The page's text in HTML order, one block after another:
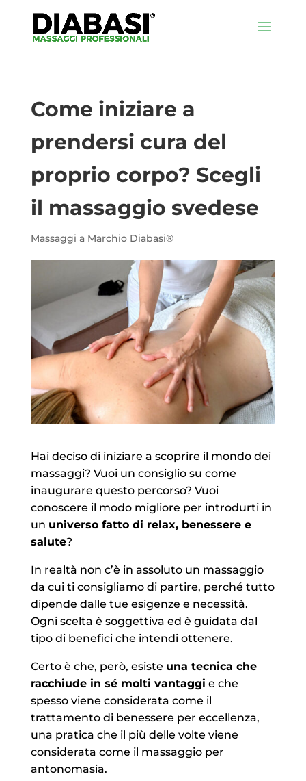
Come iniziare a
prendersi cura del
proprio corpo? Scegli
il massaggio svedese
Massaggi a Marchio Diabasi®
Hai deciso di iniziare a scoprire il mondo dei
massaggi? Vuoi un consiglio su come
inaugurare questo percorso? Vuoi
conoscere il modo migliore per introdurti in
un universo fatto di relax, benessere e
salute?
In realtà non c’è in assoluto un massaggio
da cui ti consigliamo di partire, perché tutto
dipende dalle tue esigenze e necessità.
Ogni scelta è soggettiva ed è guidata dal
tipo di benefici che intendi ottenere.
Certo è che, però, esiste una tecnica che
racchiude in sé molti vantaggi e che
spesso viene considerata come il
trattamento di benessere per eccellenza,
una pratica che il più delle volte viene
considerata come il massaggio per
antonomasia.